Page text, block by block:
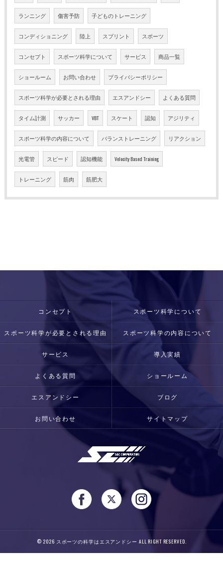
ランニング 傷害予防 子どものトレーニング
コンディショニング 陸上 スプリント スポーツ
コンセプト スポーツ科学について サービス 商品一覧
ショールーム お問い合わせ プライバシーポリシー
スポーツ科学が必要とされる理由 エスアンドシー よくある質問
タイム計測 サッカー VBT スケート 認知 アジリティ
スポーツ科学の内容について バランストレーニング リアクション
光電管 スピード 認知機能 Velocity Based Training
トレーニング 筋肉 筋肥大
コンセプト スポーツ科学について
スポーツ科学が必要とされる理由 スポーツ科学の内容について
サービス 導入実績
よくある質問 ショールーム
エスアンドシー ブログ
お問い合わせ サイトマップ
© 2026 スポーツの科学はエスアンドシー ALL RIGHT RESERVED.